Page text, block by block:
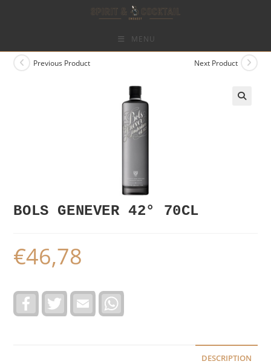
MENU
Previous Product Next Product
BOLS GENEVER 42° 70CL
€46,78
c
T
i
E
a
a
DESCRIPTION